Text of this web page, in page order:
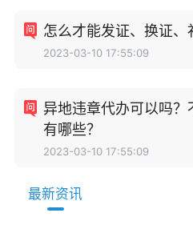
怎么才能发证、换证、
2023-03-10 17:55:09
异地违章代办可以吗
有哪些？
2023-03-10 17:55:09
最新资讯